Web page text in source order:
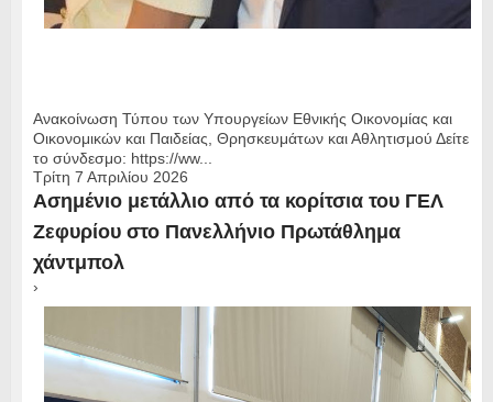
Ανακοίνωση Τύπου των Υπουργείων Εθνικής Οικονομίας και
Οικονομικών και Παιδείας, Θρησκευμάτων και Αθλητισμού Δείτε
το σύνδεσμο: https://ww...
Τρίτη 7 Απριλίου 2026
Ασημένιο μετάλλιο από τα κορίτσια του ΓΕΛ
Ζεφυρίου στο Πανελλήνιο Πρωτάθλημα
χάντμπολ
›